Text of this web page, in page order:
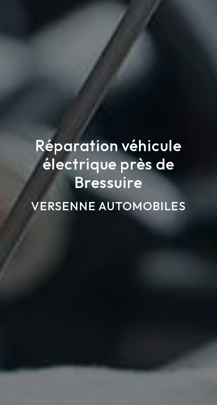
Réparation véhicule
électrique près de
Bressuire
VERSENNE AUTOMOBILES